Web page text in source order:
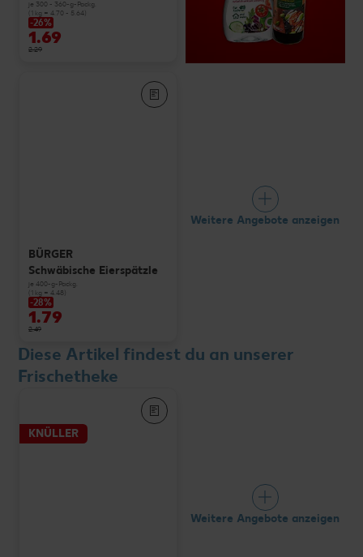
je 300 - 360-g-Packg.
(1 kg = 4.70 - 5.64)
-26%
1.69
2.29
BÜRGER
Schwäbische Eierspätzle
je 400-g-Packg.
(1 kg = 4.48)
-28%
1.79
2.49
Weitere Angebote anzeigen
Diese Artikel findest du an unserer
Frischetheke
KNÜLLER
Weitere Angebote anzeigen